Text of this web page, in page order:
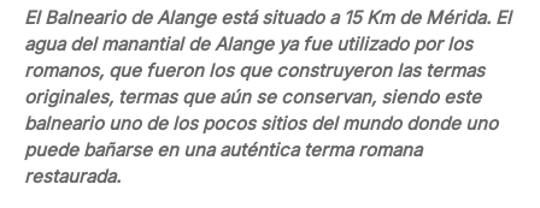
El Balneario de Alange está situado a 15 Km de Mérida. El
agua del manantial de Alange ya fue utilizado por los
romanos, que fueron los que construyeron las termas
originales, termas que aún se conservan, siendo este
balneario uno de los pocos sitios del mundo donde uno
puede bañarse en una auténtica terma romana
restaurada.